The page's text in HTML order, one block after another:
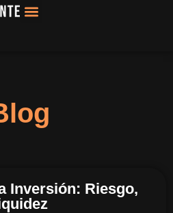
Inversión: Riesgo,